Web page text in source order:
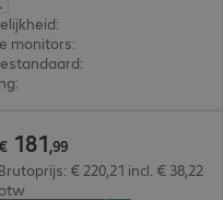
:
monitors:
:
:
€ 181,99
Brutoprijs: € 220,21 incl. € 38,22
btw